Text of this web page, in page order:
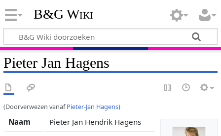
B&G Wiki
Pieter Jan Hagens
(Doorverwezen vanafPieter-Jan Hagens)
Naam Pieter Jan Hendrik Hagens